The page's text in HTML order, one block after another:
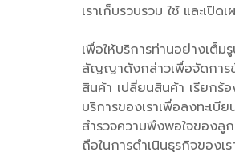
เราเก็บรวบรวม ใช้ และเ
เพื่อให้บริการท่านอย่างเต็
สัญญาดังกล่าวเพื่อจัดการข้
สินค้า เปลี่ยนสินค้า เรียกร้
บริการของเราเพื่อลงทะเ
สำรวจความพึงพอใจของลู
ถือในการดำเนินธุรกิจของ